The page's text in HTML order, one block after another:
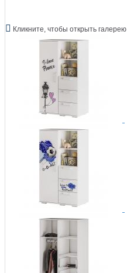
Кликните, чтобы открыть галерею